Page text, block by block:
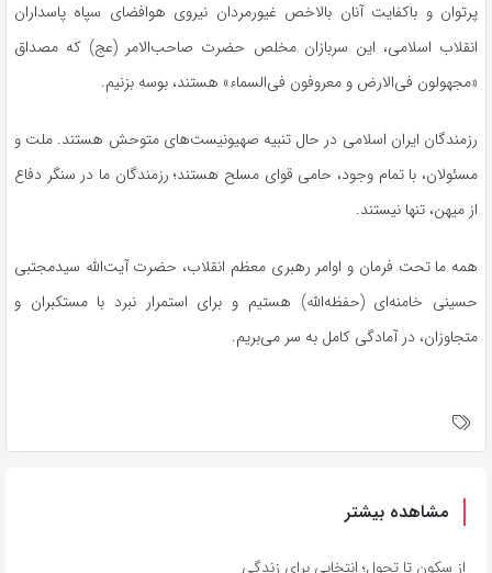
پرتوان و باکفایت آنان بالاخص غیورمردان نیروی هوافضای سپاه پاسداران
انقلاب اسلامی، این سربازان مخلص حضرت صاحب‌الامر (عج) که مصداق
«مجهولون فی‌الارض و معروفون فی‌السماء» هستند، بوسه بزنیم.
رزمندگان ایران اسلامی در حال تنبیه صهیونیست‌های متوحش هستند. ملت و
مسئولان، با تمام وجود، حامی قوای مسلح هستند؛ رزمندگان ما در سنگر دفاع
از میهن، تنها نیستند.
همه ما تحت فرمان و اوامر رهبری معظم انقلاب، حضرت آیت‌الله سیدمجتبی
حسینی خامنه‌ای (حفظه‌الله) هستیم و برای استمرار نبرد با مستکبران و
متجاوزان، در آمادگی کامل به سر می‌بریم.
مشاهده بیشتر
از سکون تا تحول؛ انتخابی برای زندگی